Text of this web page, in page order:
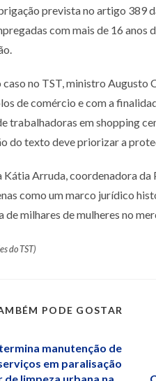
prevista no artigo 389
com mais de 16
no TST, ministro Augusto
de comércio e com a
trabalhadoras em shopping
do texto deve priorizar a
Kátia Arruda, coordenadora
como um marco jurídico
de milhares de mulheres no
do TST)
PODE GOSTAR
manutenção de
em paralisação